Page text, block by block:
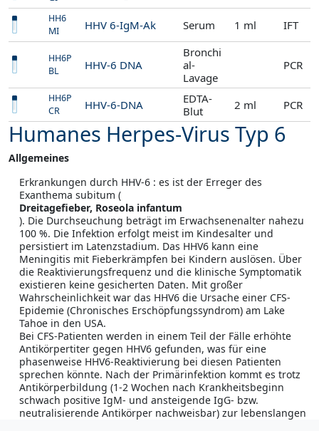
HH6
MI
HHV 6-IgM-Ak Serum 1 ml IFT
HH6P
BL
HHV-6 DNA
Bronchi
al-
Lavage
PCR
HH6P
CR
HHV-6-DNA
EDTA-
Blut
2 ml PCR
Humanes Herpes-Virus Typ 6
Allgemeines
Erkrankungen durch HHV-6 : es ist der Erreger des
Exanthema subitum (
Dreitagefieber, Roseola infantum
). Die Durchseuchung beträgt im Erwachsenenalter nahezu
100 %. Die Infektion erfolgt meist im Kindesalter und
persistiert im Latenzstadium. Das HHV6 kann eine
Meningitis mit Fieberkrämpfen bei Kindern auslösen. Über
die Reaktivierungsfrequenz und die klinische Symptomatik
existieren keine gesicherten Daten. Mit großer
Wahrscheinlichkeit war das HHV6 die Ursache einer CFS-
Epidemie (Chronisches Erschöpfungssyndrom) am Lake
Tahoe in den USA.
Bei CFS-Patienten werden in einem Teil der Fälle erhöhte
Antikörpertiter gegen HHV6 gefunden, was für eine
phasenweise HHV6-Reaktivierung bei diesen Patienten
sprechen könnte. Nach der Primärinfektion kommt es trotz
Antikörperbildung (1-2 Wochen nach Krankheitsbeginn
schwach positive IgM- und ansteigende IgG- bzw.
neutralisierende Antikörper nachweisbar) zur lebenslangen